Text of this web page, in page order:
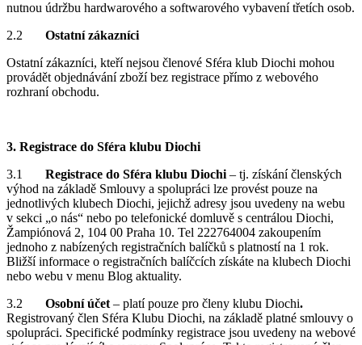
nutnou údržbu hardwarového a softwarového vybavení třetích osob.
2.2 Ostatní zákazníci
Ostatní zákazníci, kteří nejsou členové Sféra klub Diochi mohou
provádět objednávání zboží bez registrace přímo z webového
rozhraní obchodu.
3. Registrace do Sféra klubu Diochi
3.1 Registrace do Sféra klubu Diochi – tj. získání členských
výhod na základě Smlouvy a spolupráci lze provést pouze na
jednotlivých klubech Diochi, jejichž adresy jsou uvedeny na webu
v sekci „o nás“ nebo po telefonické domluvě s centrálou Diochi,
Žampiónová 2, 104 00 Praha 10. Tel 222764004 zakoupením
jednoho z nabízených registračních balíčků s platností na 1 rok.
Bližší informace o registračních balíčcích získáte na klubech Diochi
nebo webu v menu Blog aktuality.
3.2 Osobní účet – platí pouze pro členy klubu Diochi.
Registrovaný člen Sféra Klubu Diochi, na základě platné smlouvy o
spolupráci. Specifické podmínky registrace jsou uvedeny na webové